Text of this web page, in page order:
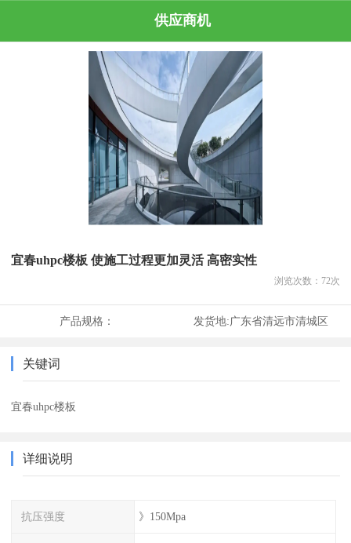
供应商机
宜春uhpc楼板 使施工过程更加灵活 高密实性
浏览次数： 72次
产品规格： 发货地:广东省清远市清城区
关键词
宜春uhpc楼板
详细说明
抗压强度 》150Mpa